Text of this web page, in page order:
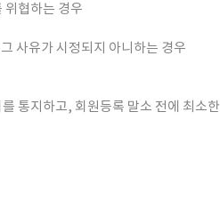
위협하는 경우
사유가 시정되지 아니하는 경우
통지하고, 회원등록 말소 전에 최소한